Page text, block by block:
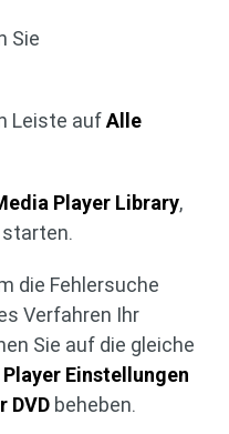
Sie
Leiste aufAlle
Player Library,
starten.
die Fehlersuche
Verfahren Ihr
Sie auf die gleiche
Einstellungen
DVD beheben.